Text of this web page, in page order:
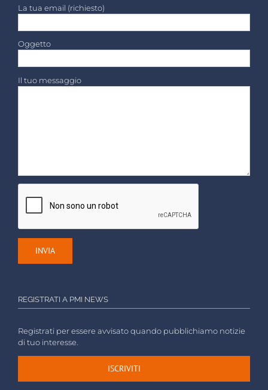
La tua email (richiesto)
Oggetto
Il tuo messaggio
REGISTRATI A PMI NEWS
Registrati per essere avvisato quando pubblichiamo notizie
di tuo interesse.
ISCRIVITI